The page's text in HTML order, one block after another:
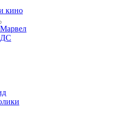
кино
ДС